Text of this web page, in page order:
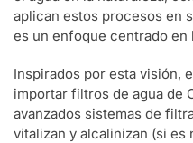
aplican estos procesos en
es un enfoque centrado en
Inspirados por esta visión,
importar filtros de agua de
avanzados sistemas de
vitalizan y alcalinizan (si es